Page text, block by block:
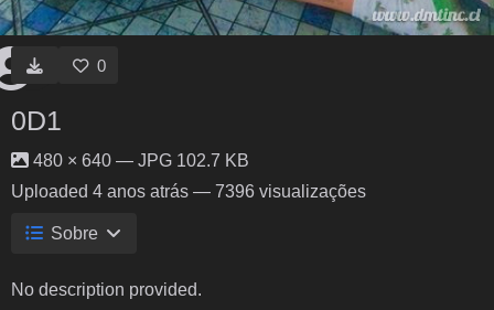
0
0D1
480 × 640 — JPG 102.7 KB
Uploaded 4 anos atrás — 7396 visualizações
Sobre
No description provided.